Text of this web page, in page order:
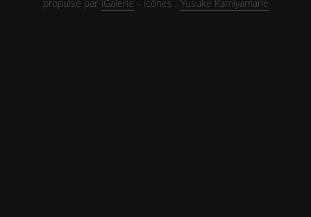
propulsé par iGalerie - icônes : Yusuke Kamiyamane